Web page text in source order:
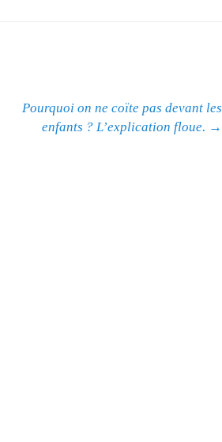
Pourquoi on ne coïte pas devant les
enfants ? L’explication floue. →